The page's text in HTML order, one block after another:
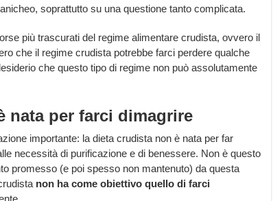
soprattutto su una questione tanto complicata.
più trascurati del regime alimentare crudista, ovvero il
che il regime crudista potrebbe farci perdere qualche
che questo tipo di regime non può assolutamente
nata per farci dimagrire
importante: la dieta crudista non è nata per far
necessità di purificazione e di benessere. Non è questo
promesso (e poi spesso non mantenuto) da questa
non ha come obiettivo quello di farci